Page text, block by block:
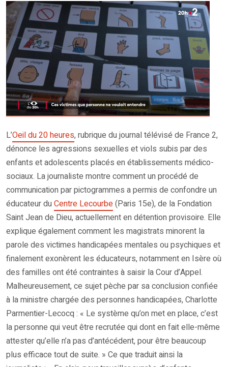
L’Oeil du 20 heures, rubrique du journal télévisé de France 2,
dénonce les agressions sexuelles et viols subis par des
enfants et adolescents placés en établissements médico-
sociaux. La journaliste montre comment un procédé de
communication par pictogrammes a permis de confondre un
éducateur duCentre Lecourbe(Paris 15e), de la Fondation
Saint Jean de Dieu, actuellement en détention provisoire. Elle
explique également comment les magistrats minorent la
parole des victimes handicapées mentales ou psychiques et
finalement exonèrent les éducateurs, notamment en Isère où
des familles ont été contraintes à saisir la Cour d’Appel.
Malheureusement, ce sujet pèche par sa conclusion confiée
à la ministre chargée des personnes handicapées, Charlotte
Parmentier-Lecocq : « Le système qu’on met en place, c’est
la personne qui veut être recrutée qui dont en fait elle-même
attester qu’elle n’a pas d’antécédent, pour être beaucoup
plus efficace tout de suite. » Ce que traduit ainsi la